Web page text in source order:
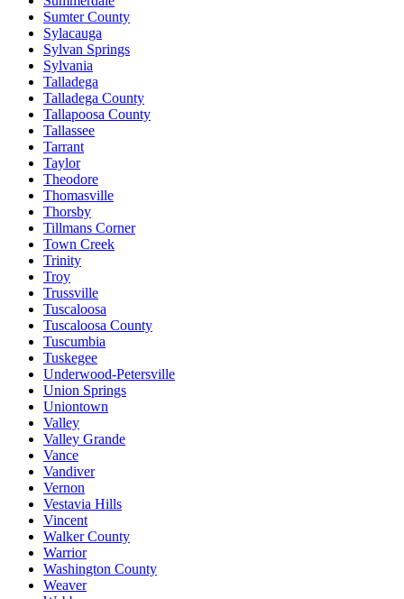
Sumter County
Sylacauga
Sylvan Springs
Sylvania
Talladega
Talladega County
Tallapoosa County
Tallassee
Tarrant
Taylor
Theodore
Thomasville
Thorsby
Tillmans Corner
Town Creek
Trinity
Troy
Trussville
Tuscaloosa
Tuscaloosa County
Tuscumbia
Tuskegee
Underwood-Petersville
Union Springs
Uniontown
Valley
Valley Grande
Vance
Vandiver
Vernon
Vestavia Hills
Vincent
Walker County
Warrior
Washington County
Weaver